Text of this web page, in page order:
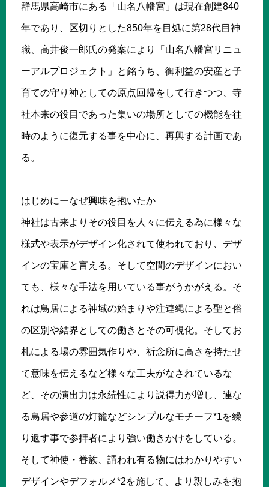
群馬県高崎市にある「山名八幡宮」は現在創建840
年であり、区切りとした850年を目処に第28代目神
職、高井俊一郎氏の発案により「山名八幡宮リニュ
ーアルプロジェクト」と銘うち、御利益の安産と子
育ての守り神としての原点回帰をして行きつつ、寺
社本来の役目であった集いの場所としての機能を往
時のように復元する事を中心に、再興する計画であ
る。
はじめにーなぜ興味を抱いたか
神社は古来よりその役目を人々に伝える為に様々な
様式や表示がデザイン化されて使われており、デザ
インの宝庫と言える。そして空間のデザインにおい
ても、様々な手法を用いている事がうかがえる。そ
れは鳥居による神域の始まりや注連縄による聖と俗
の区別や結界としての働きとその可視化。そしてお
札による場の雰囲気作りや、祈念所に高さを持たせ
て意味を伝えるなど様々な工夫がなされているな
ど、その演出力は永続性により説得力が増し、連な
る鳥居や参道の灯籠などシンプルなモチーフ*1を繰
り返す事で参拝者により強い働きかけをしている。
そして神使・眷族、謂われ有る物にはわかりやすい
デザインやデフォルメ*2を施して、より親しみを抱